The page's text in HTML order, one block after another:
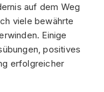
auf dem Weg
viele bewährte
Einige
positives
erfolgreicher